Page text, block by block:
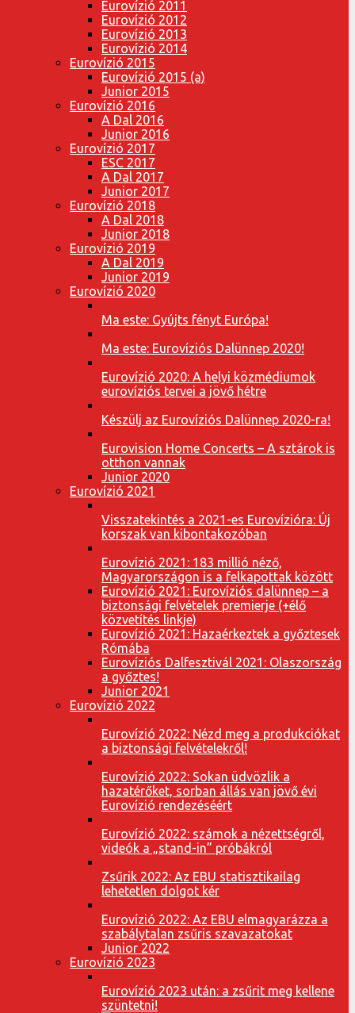
Eurovízió 2011
Eurovízió 2012
Eurovízió 2013
Eurovízió 2014
Eurovízió 2015
Eurovízió 2015 (a)
Junior 2015
Eurovízió 2016
A Dal 2016
Junior 2016
Eurovízió 2017
ESC 2017
A Dal 2017
Junior 2017
Eurovízió 2018
A Dal 2018
Junior 2018
Eurovízió 2019
A Dal 2019
Junior 2019
Eurovízió 2020
Ma este: Gyújts fényt Európa!
Ma este: Eurovíziós Dalünnep 2020!
Eurovízió 2020: A helyi közmédiumok
eurovíziós tervei a jövő hétre
Készülj az Eurovíziós Dalünnep 2020-ra!
Eurovision Home Concerts – A sztárok is
otthon vannak
Junior 2020
Eurovízió 2021
Visszatekintés a 2021-es Eurovízióra: Új
korszak van kibontakozóban
Eurovízió 2021: 183 millió néző,
Magyarországon is a felkapottak között
Eurovízió 2021: Eurovíziós dalünnep – a
biztonsági felvételek premierje (+élő
közvetítés linkje)
Eurovízió 2021: Hazaérkeztek a győztesek
Rómába
Eurovíziós Dalfesztivál 2021: Olaszország
a győztes!
Junior 2021
Eurovízió 2022
Eurovízió 2022: Nézd meg a produkciókat
a biztonsági felvételekről!
Eurovízió 2022: Sokan üdvözlik a
hazatérőket, sorban állás van jövő évi
Eurovízió rendezéséért
Eurovízió 2022: számok a nézettségről,
videók a „stand-in” próbákról
Zsűrik 2022: Az EBU statisztikailag
lehetetlen dolgot kér
Eurovízió 2022: Az EBU elmagyarázza a
szabálytalan zsűris szavazatokat
Junior 2022
Eurovízió 2023
Eurovízió 2023 után: a zsűrit meg kellene
szüntetni!